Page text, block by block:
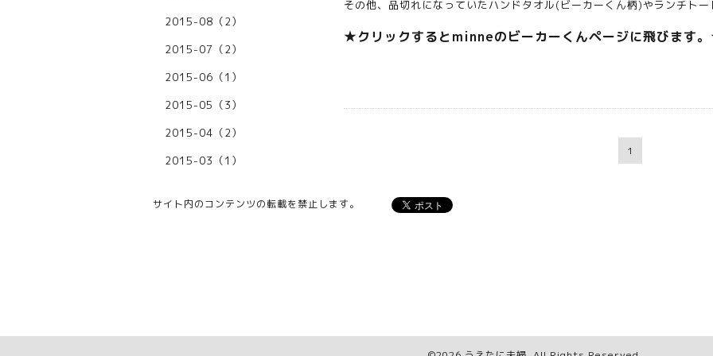
その他、品切れになっていたハンドタオル(ビーカーくん柄)やランチト
★クリックするとminneのビーカーくんページに飛びます。
1
2015-08（2）
2015-07（2）
2015-06（1）
2015-05（3）
2015-04（2）
2015-03（1）
サイト内のコンテンツの転載を禁止します。